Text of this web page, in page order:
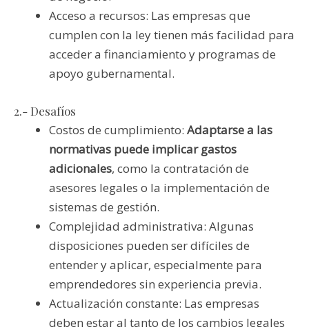
Acceso a recursos: Las empresas que
cumplen con la ley tienen más facilidad para
acceder a financiamiento y programas de
apoyo gubernamental.
2.- Desafíos
Costos de cumplimiento: Adaptarse a las
normativas puede implicar gastos
adicionales, como la contratación de
asesores legales o la implementación de
sistemas de gestión.
Complejidad administrativa: Algunas
disposiciones pueden ser difíciles de
entender y aplicar, especialmente para
emprendedores sin experiencia previa.
Actualización constante: Las empresas
deben estar al tanto de los cambios legales